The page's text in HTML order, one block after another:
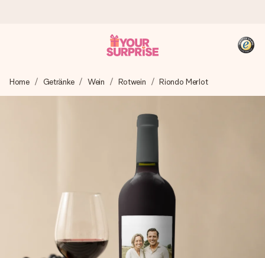
Wir bereiten dein Geschenk sorgfältig vor und schicken es
blitzschnell – damit du es genau zum richtigen Zeitpunkt
4,8 (basierend auf +15.000 Bewertungen)
Unsere Geschenke begeistern. Kunden bewerten uns mit
4,8 bei Google Reviews (Gesamtergebnis aller Länder, in
die wir versenden).
+49 39292 929695
Home Getränke Wein Rotwein Riondo Merlot